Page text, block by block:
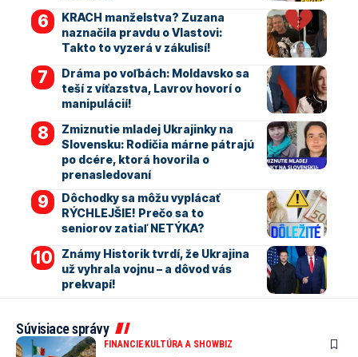
KRACH manželstva? Zuzana
naznačila pravdu o Vlastovi:
Takto to vyzerá v zákulisí!
Dráma po voľbách: Moldavsko sa
teší z víťazstva, Lavrov hovorí o
manipulácií!
Zmiznutie mladej Ukrajinky na
Slovensku: Rodičia márne pátrajú
po dcére, ktorá hovorila o
prenasledovaní
Dôchodky sa môžu vyplácať
RÝCHLEJŠIE! Prečo sa to
seniorov zatiaľ NETÝKA?
Známy Historik tvrdí, že Ukrajina
už vyhrala vojnu – a dôvod vás
prekvapí!
Súvisiace správy
FINANCIEKULTÚRA A SHOWBIZ